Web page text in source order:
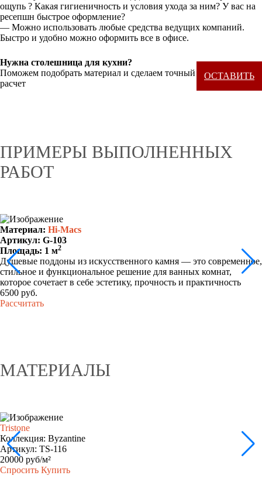
ощупь ? Какая гигиеничность и условия ухода за ним? У вас на
ресепшн быстрое оформление?
— Можно использовать любые средства ведущих компаний.
Быстро и удобно можно оформить все в офисе.
Нужна столешница для кухни?
Поможем подобрать материал и сделаем точный
расчет
ОСТАВИТЬ
ПРИМЕРЫ ВЫПОЛНЕННЫХ
РАБОТ
Материал: Hi-Macs
Артикул: G-103
Площадь: 1 м2
Душевые поддоны из искусственного камня — это современное,
стильное и функциональное решение для ванных комнат,
которое сочетает в себе эстетику, прочность и практичность
6500 руб.
Рассчитать
МАТЕРИАЛЫ
Tristone
Коллекция: Byzantine
Артикул: TS-116
20000 руб/м²
Спросить Купить